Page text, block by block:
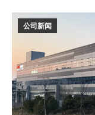
公司新闻